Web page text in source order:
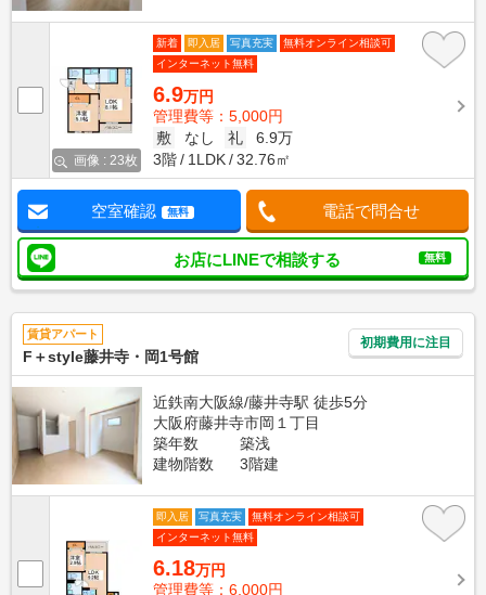
画像 : 23枚
新着 即入居 写真充実
無料オンライン相談可
インターネット無料
6.9万円
管理費等：5,000円
敷
なし 礼
6.9万
3階
1LDK 32.76㎡
空室確認 無料 電話で問合せ
お店にLINEで相談する 無料
賃貸アパート
F＋style藤井寺・岡1号館
初期費用に注目
近鉄南大阪線/藤井寺駅 徒歩5分
大阪府藤井寺市岡１丁目
築年数
築浅
建物階数
3階建
即入居 写真充実
無料オンライン相談可
インターネット無料
6.18万円
管理費等：6,000円